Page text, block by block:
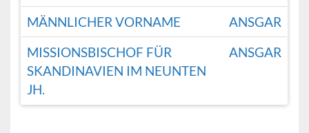
MÄNNLICHER VORNAME
ANSGAR
MISSIONSBISCHOF FÜR
SKANDINAVIEN IM NEUNTEN
JH.
ANSGAR